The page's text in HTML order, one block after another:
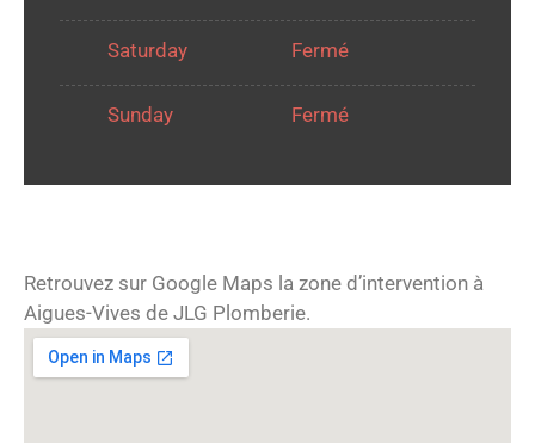
Saturday Fermé
Sunday Fermé
Retrouvez sur Google Maps la zone d’intervention à
Aigues-Vives de JLG Plomberie.